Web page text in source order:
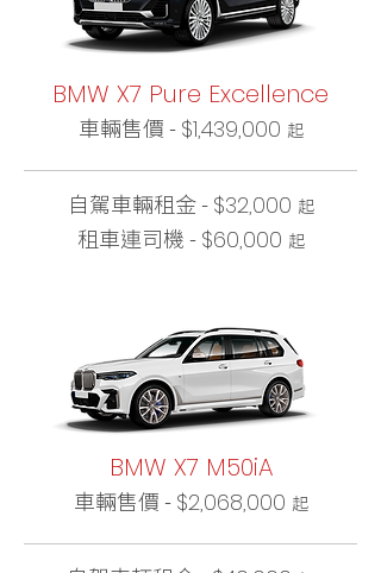
BMW X7 Pure Excellence
車輛售價 - $1,439,000 起
自駕車輛租金 - $32,000 起
租車連司機 - $60,000 起
BMW X7 M50iA
車輛售價 - $2,068,000 起